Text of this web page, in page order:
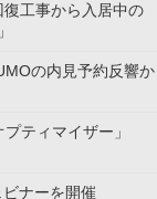
復工事から入居中の
の内見予約反響か
ティマイザー」
ナーを開催